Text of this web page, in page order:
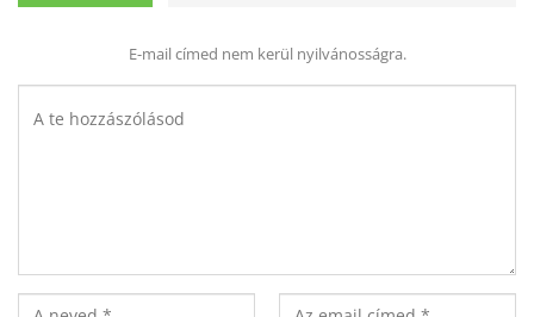
E-mail címed nem kerül nyilvánosságra.